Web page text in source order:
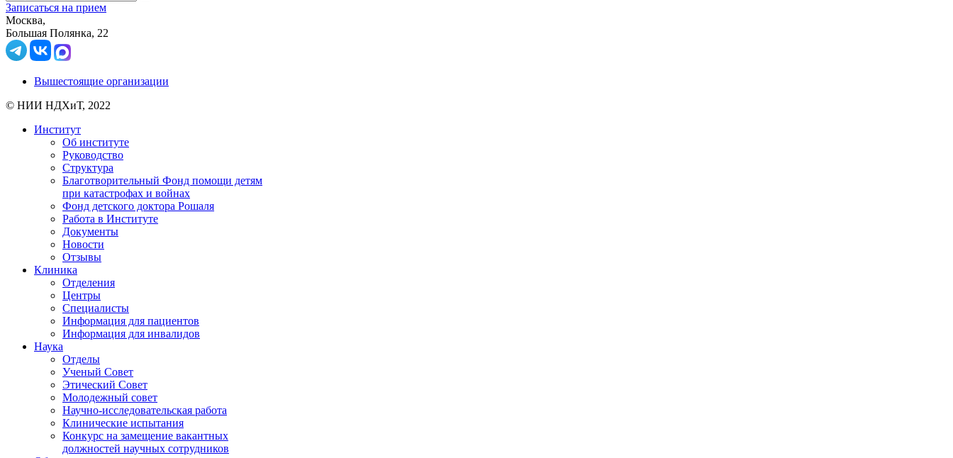
Записаться на прием
Москва,
Большая Полянка, 22
Вышестоящие организации
© НИИ НДХиТ, 2022
Институт
Об институте
Руководство
Структура
Благотворительный Фонд помощи детям
при катастрофах и войнах
Фонд детского доктора Рошаля
Работа в Институте
Документы
Новости
Отзывы
Клиника
Отделения
Центры
Специалисты
Информация для пациентов
Информация для инвалидов
Наука
Отделы
Ученый Совет
Этический Совет
Молодежный совет
Научно-исследовательская работа
Клинические испытания
Конкурс на замещение вакантных
должностей научных сотрудников